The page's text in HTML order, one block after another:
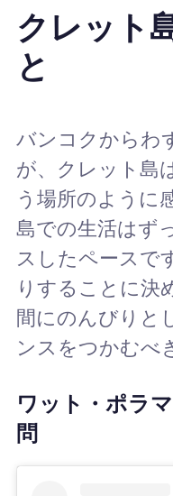
クレット
と
バンコクからわ
が、クレット島
う場所のように
島での生活はず
スしたペースで
りすることに決
間にのんびりと
ンスをつかむべ
ワット・ポラ
問